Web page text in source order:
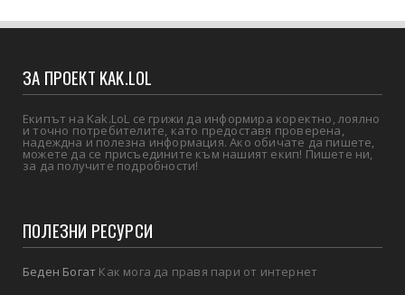
ЗА ПРОЕКТ KAK.LOL
Екипът на Kak.LoL се грижи да информира коректно, лоялно
и точно потребителите, като предоставя проверена,
надеждна и полезна информация. Ако обичате да пишете,
можете да се присъедините към нашият екип! Пишете ни,
за да получите подробности!
ПОЛЕЗНИ РЕСУРСИ
Беден Богат Как мога да правя пари от интернет